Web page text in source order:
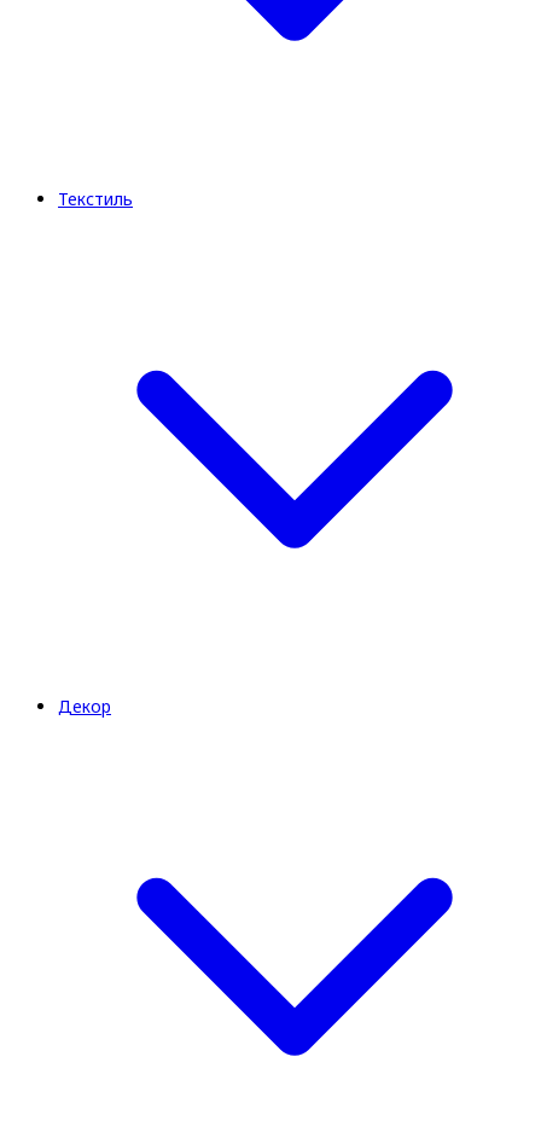
Текстиль
Декор